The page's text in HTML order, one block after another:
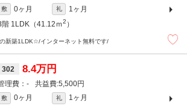
敷 0ヶ月 礼
1ヶ月
階 1LDK（41.12ｍ2 ）
新築1LDK☆/インターネット無料です/
302 8.4万円
- 5,500円
敷 0ヶ月 礼
1ヶ月